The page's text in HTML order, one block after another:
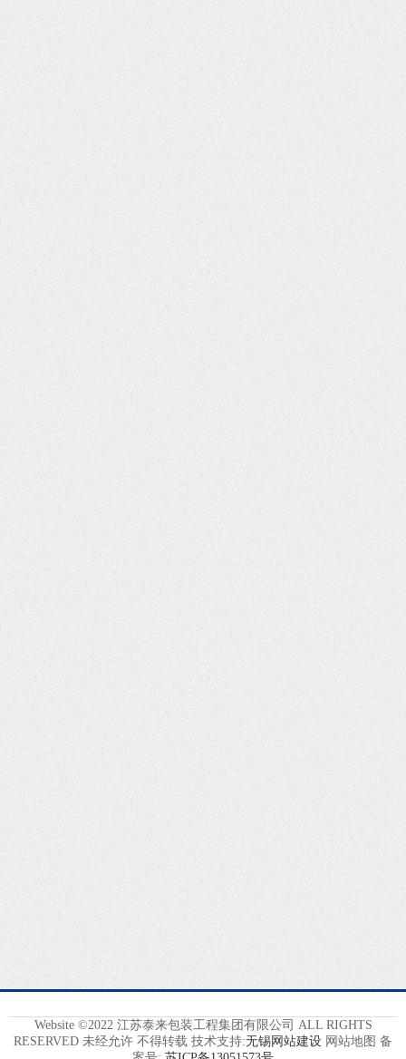
Website ©2022 江苏泰来包装工程集团有限公司 ALL RIGHTS
RESERVED 未经允许 不得转载 技术支持:无锡网站建设 网站地图 备